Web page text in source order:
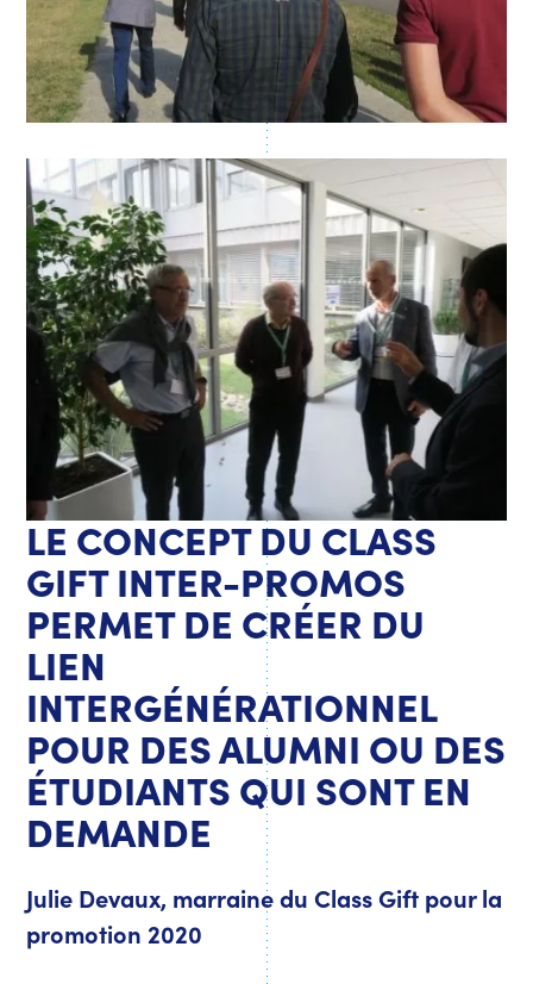
LE CONCEPT DU CLASS
GIFT INTER-PROMOS
PERMET DE CRÉER DU
LIEN
INTERGÉNÉRATIONNEL
POUR DES ALUMNI OU DES
ÉTUDIANTS QUI SONT EN
DEMANDE
Julie Devaux, marraine du Class Gift pour la
promotion 2020